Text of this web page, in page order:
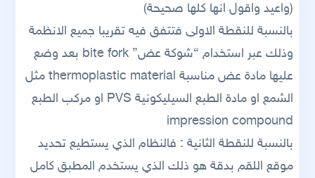
(واعيد واقول انها كلها صحيحة)
بالنسبة للنقطة الاولى فتتفق فيه تقريبا جميع الانظمة
وذلك عبر استخدام “شوكة عض” bite fork بعد وضع
عليها مادة عض مناسبة thermoplastic material مثل
الشمع او مادة الطبع السيليكونية PVS او مركب الطبع
impression compound
بالنسبة للنقطة الثانية : فالنظام الذي يستطيع تحديد
موقع اللقم بدقة هو ذلك الذي يستخدم المطبق كامل